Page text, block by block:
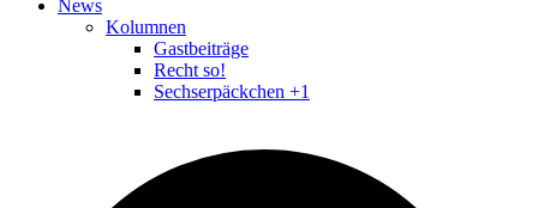
News
Kolumnen
Gastbeiträge
Recht so!
Sechserpäckchen +1